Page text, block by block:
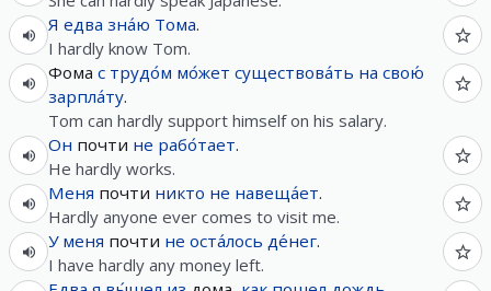
Я едва зна́ю Тома.
I hardly know Tom.
Фома с трудо́м мо́жет существова́ть на свою́
зарпла́ту.
Tom can hardly support himself on his salary.
Он почти не рабо́тает.
He hardly works.
Меня почти никто не навеща́ет.
Hardly anyone ever comes to visit me.
У меня почти не оста́лось де́нег.
I have hardly any money left.